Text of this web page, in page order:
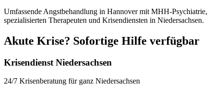
Umfassende Angstbehandlung in Hannover mit MHH-Psychiatrie,
spezialisierten Therapeuten und Krisendiensten in Niedersachsen.
Akute Krise? Sofortige Hilfe verfügbar
Krisendienst Niedersachsen
24/7 Krisenberatung für ganz Niedersachsen